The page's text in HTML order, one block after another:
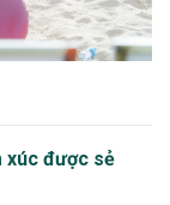
xúc được sẻ